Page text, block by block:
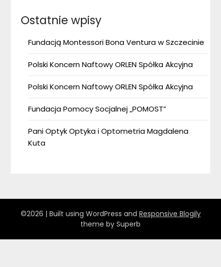
Ostatnie wpisy
Fundacją Montessori Bona Ventura w Szczecinie
Polski Koncern Naftowy ORLEN Spółka Akcyjna
Polski Koncern Naftowy ORLEN Spółka Akcyjna
Fundacja Pomocy Socjalnej „POMOST”
Pani Optyk Optyka i Optometria Magdalena
Kuta
©2026 | Built using WordPress and Responsive Blogily
theme by Superb